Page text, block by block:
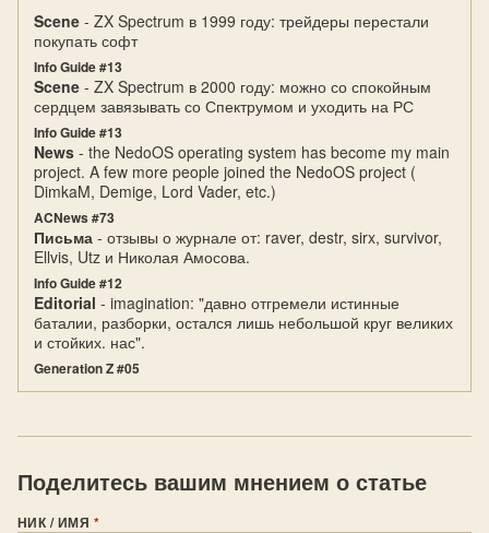
Scene - ZX Spectrum в 1999 году: трейдеры перестали
покупать софт
Info Guide #13
Scene - ZX Spectrum в 2000 году: можно со спокойным
сердцем завязывать со Спектрумом и уходить на РС
Info Guide #13
News - the NedoOS operating system has become my main
project. A few more people joined the NedoOS project (
DimkaM, Demige, Lord Vader, etc.)
ACNews #73
Письма - отзывы о журнале от: raver, destr, sirx, survivor,
Ellvis, Utz и Николая Амосова.
Info Guide #12
Editorial - imagination: "давно отгремели истинные
баталии, разборки, остался лишь небольшой круг великих
и стойких. нас".
Generation Z #05
Поделитесь вашим мнением о статье
НИК / ИМЯ *